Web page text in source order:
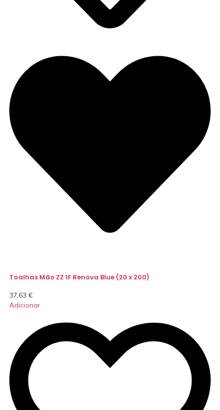
Toalhas Mão ZZ 1F Renova Blue (20 x 200)
37,63 €
Adicionar